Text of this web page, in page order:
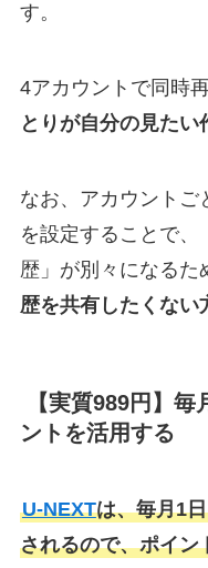
す。
4アカウントで同時
とりが自分の見たい
なお、アカウントご
を設定することで、
歴」が別々になるた
歴を共有したくない
【実質989円】毎
ントを活用する
U-NEXTは、毎月1
されるので、ポイン